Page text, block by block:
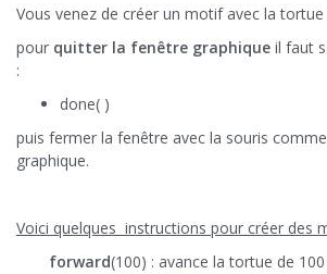
Vous venez de créer un motif avec la
pour quitter la fenêtre graphique il faut
:
done( )
puis fermer la fenêtre avec la souris
graphique.
Voici quelques instructions pour créer des
forward(100) : avance la tortue de